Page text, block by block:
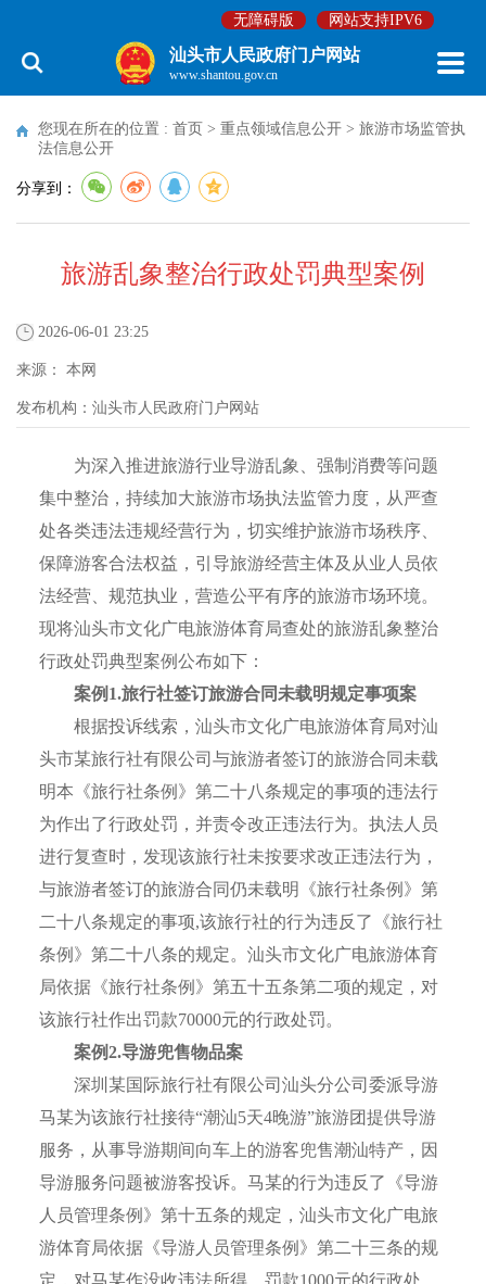
无障碍版 网站支持IPV6
汕头市人民政府门户网站
www.shantou.gov.cn
您现在所在的位置 : 首页 > 重点领域信息公开 > 旅游市场监管执
法信息公开
分享到：
旅游乱象整治行政处罚典型案例
2026-06-01 23:25
来源： 本网
发布机构： 汕头市人民政府门户网站
为深入推进旅游行业导游乱象、强制消费等问题
集中整治，持续加大旅游市场执法监管力度，从严查
处各类违法违规经营行为，切实维护旅游市场秩序、
保障游客合法权益，引导旅游经营主体及从业人员依
法经营、规范执业，营造公平有序的旅游市场环境。
现将汕头市文化广电旅游体育局查处的旅游乱象整治
行政处罚典型案例公布如下：
案例1.旅行社签订旅游合同未载明规定事项案
根据投诉线索，汕头市文化广电旅游体育局对汕
头市某旅行社有限公司与旅游者签订的旅游合同未载
明本《旅行社条例》第二十八条规定的事项的违法行
为作出了行政处罚，并责令改正违法行为。执法人员
进行复查时，发现该旅行社未按要求改正违法行为，
与旅游者签订的旅游合同仍未载明《旅行社条例》第
二十八条规定的事项,该旅行社的行为违反了《旅行社
条例》第二十八条的规定。汕头市文化广电旅游体育
局依据《旅行社条例》第五十五条第二项的规定，对
该旅行社作出罚款70000元的行政处罚。
案例2.导游兜售物品案
深圳某国际旅行社有限公司汕头分公司委派导游
马某为该旅行社接待“潮汕5天4晚游”旅游团提供导游
服务，从事导游期间向车上的游客兜售潮汕特产，因
导游服务问题被游客投诉。马某的行为违反了《导游
人员管理条例》第十五条的规定，汕头市文化广电旅
游体育局依据《导游人员管理条例》第二十三条的规
定，对马某作没收违法所得、罚款1000元的行政处